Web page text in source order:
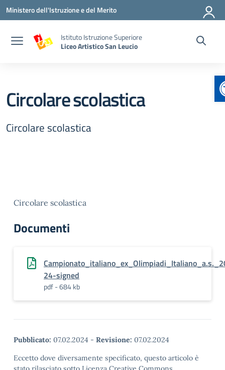
Vai ai contenuti
Vai al menu di navigazione
Vai al footer
Ministero dell'Istruzione e del Merito
Istituto Istruzione Superiore
Liceo Artistico San Leucio
Circolare scolastica
Circolare scolastica
Circolare scolastica
Documenti
24-signed
pdf - 684 kb
Pubblicato: 07.02.2024 - Revisione: 07.02.2024
Eccetto dove diversamente specificato, questo articolo è